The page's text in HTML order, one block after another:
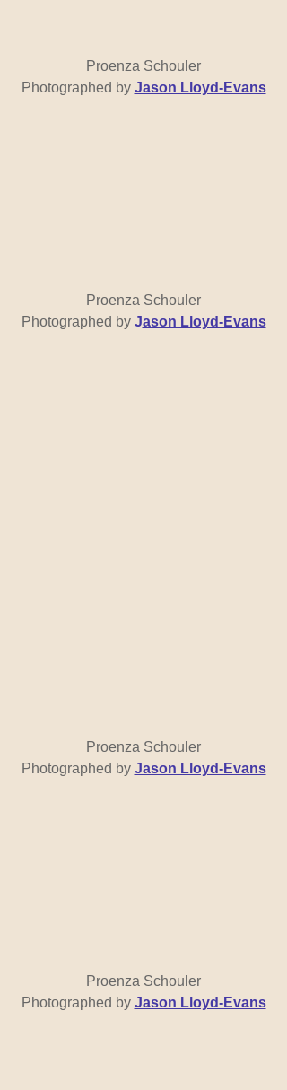
Proenza Schouler
Photographed by Jason Lloyd-Evans
Proenza Schouler
Photographed by Jason Lloyd-Evans
Proenza Schouler
Photographed by Jason Lloyd-Evans
Proenza Schouler
Photographed by Jason Lloyd-Evans